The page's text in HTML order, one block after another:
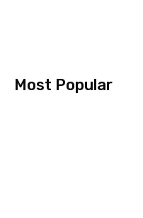
Most Popular